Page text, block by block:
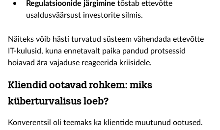
Regulatsioonide järgimine tõstab ettevõtte
usaldusväärsust investorite silmis.
Näiteks võib hästi turvatud süsteem vähendada ettevõtte
IT-kulusid, kuna ennetavalt paika pandud protsessid
hoiavad ära vajaduse reageerida kriisidele.
Kliendid ootavad rohkem: miks
küberturvalisusloeb?
Konverentsil oli teemaks ka klientide muutunud ootused.